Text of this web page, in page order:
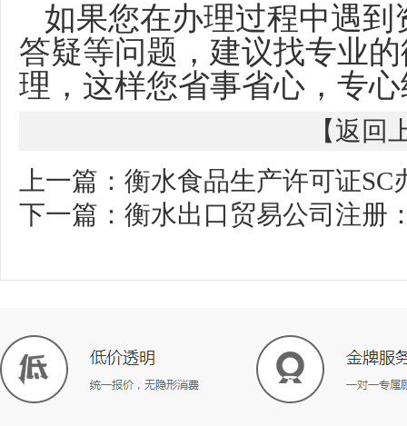
如果您在办理过程中遇
答疑等问题，建议找专业
理，这样您省事省心，专
【返回
上一篇： 衡水食品生产许可证
下一篇： 衡水出口贸易公司注册